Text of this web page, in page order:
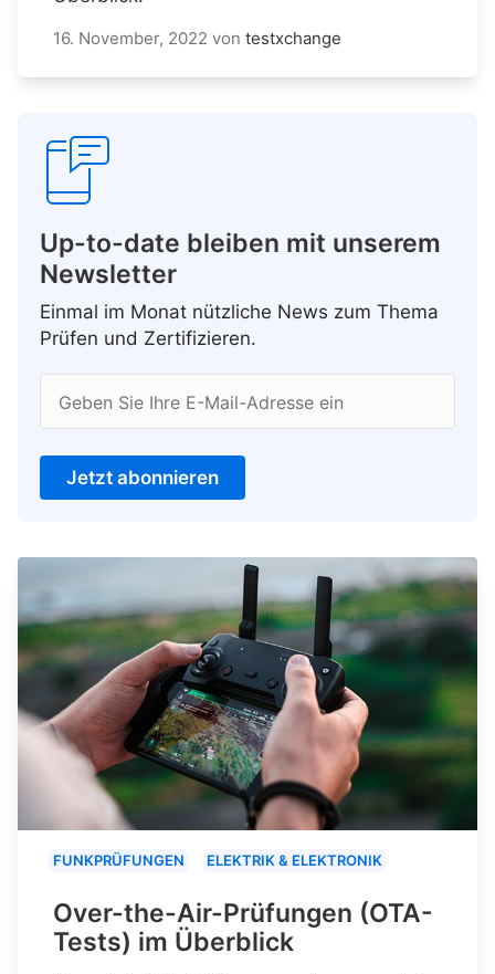
16. November, 2022 von testxchange
Up-to-date bleiben mit unserem
Newsletter
Einmal im Monat nützliche News zum Thema
Prüfen und Zertifizieren.
Geben Sie Ihre E-Mail-Adresse ein
Jetzt abonnieren
FUNKPRÜFUNGEN ELEKTRIK & ELEKTRONIK
Over-the-Air-Prüfungen (OTA-
Tests) im Überblick